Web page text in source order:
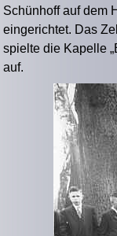
Schünhoff auf dem
eingerichtet. Das
spielte die Kapelle
auf.